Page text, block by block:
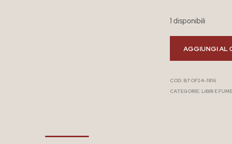
1 disponibili
AGGIUNGI AL
COD: B7 OF24-1816
CATEGORIE: LIBRI E